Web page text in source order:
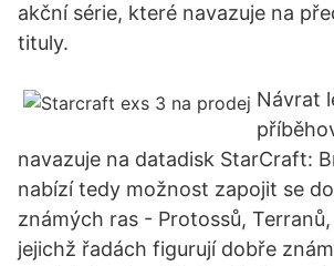
akční série, které navazuje na
tituly.
Návrat
navazuje na datadisk StarCraft:
nabízí tedy možnost zapojit se
známých ras - Protossů,
jejichž řadách figurují dobře